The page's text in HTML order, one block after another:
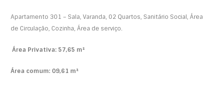
Apartamento 301 – Sala, Varanda, 02 Quartos, Sanitário Social, Área
de Circulação, Cozinha, Área de serviço.
Área Privativa: 57,65 m²
Área comum: 09,61 m²